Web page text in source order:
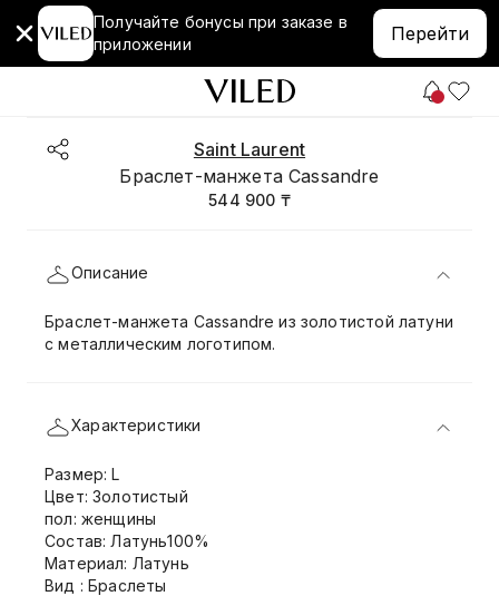
Получайте бонусы при заказе в
приложении
Перейти
Saint Laurent
Браслет-манжета Cassandre
544 900 ₸
Описание
Браслет-манжета Cassandre из золотистой латуни
с металлическим логотипом.
Характеристики
Размер: L
Цвет: Золотистый
пол: женщины
Состав: Латунь100%
Материал: Латунь
Вид : Браслеты